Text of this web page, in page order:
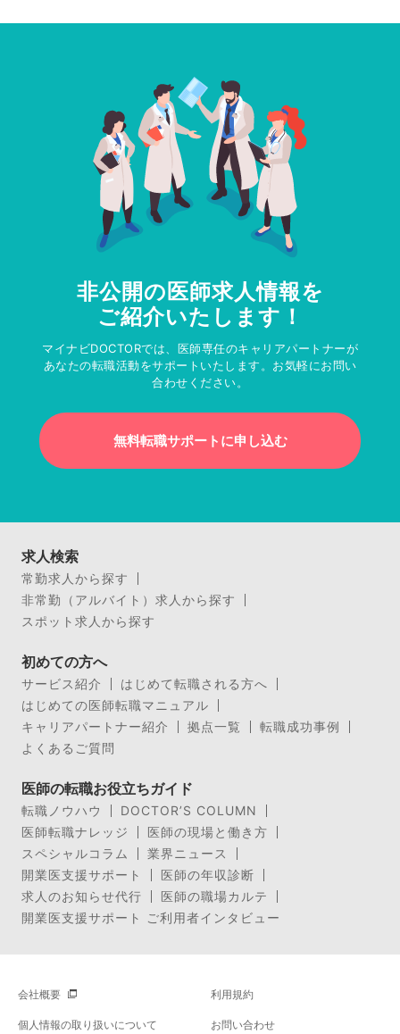
非公開の医師求人情報を
ご紹介いたします！
マイナビDOCTORでは、医師専任のキャリアパートナーが
あなたの転職活動をサポートいたします。お気軽にお問い
合わせください。
無料転職サポートに申し込む
求人検索
常勤求人から探す
非常勤（アルバイト）求人から探す
スポット求人から探す
初めての方へ
サービス紹介
はじめて転職される方へ
はじめての医師転職マニュアル
キャリアパートナー紹介
拠点一覧
転職成功事例
よくあるご質問
医師の転職お役立ちガイド
転職ノウハウ
DOCTOR’S COLUMN
医師転職ナレッジ
医師の現場と働き方
スペシャルコラム
業界ニュース
開業医支援サポート
医師の年収診断
求人のお知らせ代行
医師の職場カルテ
開業医支援サポート ご利用者インタビュー
会社概要 利用規約
個人情報の取り扱いについて お問い合わせ